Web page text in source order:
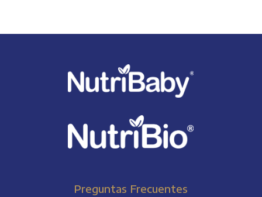
Preguntas Frecuentes